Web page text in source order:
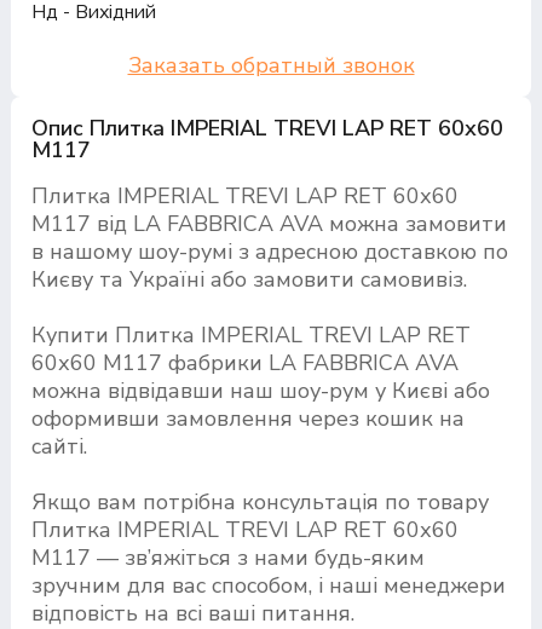
Опис Плитка IMPERIAL TREVI LAP RET 60х60
M117
Плитка IMPERIAL TREVI LAP RET 60х60
M117 від LA FABBRICA AVA можна замовити
в нашому шоу-румі з адресною доставкою по
Києву та Україні або замовити самовивіз.
Купити Плитка IMPERIAL TREVI LAP RET
60х60 M117 фабрики LA FABBRICA AVA
можна відвідавши наш шоу-рум у Києві або
оформивши замовлення через кошик на
сайті.
Якщо вам потрібна консультація по товару
Плитка IMPERIAL TREVI LAP RET 60х60
M117 — зв’яжіться з нами будь-яким
зручним для вас способом, і наші менеджери
відповість на всі ваші питання.
Нд - Вихідний
Заказать обратный звонок